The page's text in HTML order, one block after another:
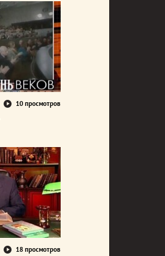
10 просмотров
18 просмотров